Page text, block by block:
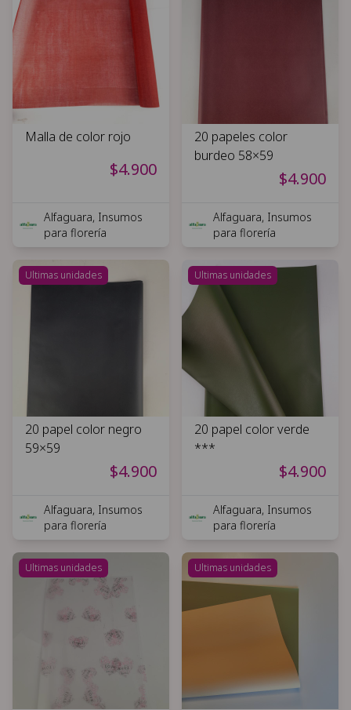
Malla de color rojo
$4.900
Alfaguara, Insumos
para florería
20 papeles color
burdeo 58×59
$4.900
Alfaguara, Insumos
para florería
Ultimas unidades
20 papel color negro
59×59
$4.900
Alfaguara, Insumos
para florería
Ultimas unidades
20 papel color verde
***
$4.900
Alfaguara, Insumos
para florería
Ultimas unidades Ultimas unidades